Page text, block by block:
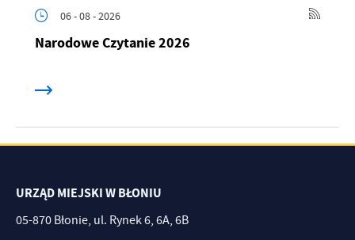
06 - 08 - 2026
Narodowe Czytanie 2026
URZĄD MIEJSKI W BŁONIU
05-870 Błonie, ul. Rynek 6, 6A, 6B